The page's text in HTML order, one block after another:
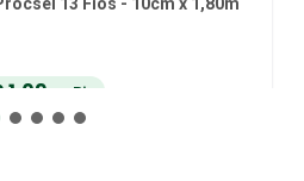
1,09no Pix
1,15em até